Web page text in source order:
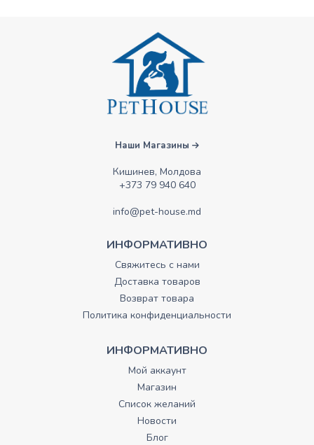
Наши Магазины
Кишинев, Молдова
+373 79 940 640
info@pet-house.md
ИНФОРМАТИВНО
Свяжитесь с нами
Доставка товаров
Возврат товара
Политика конфиденциальности
ИНФОРМАТИВНО
Мой аккаунт
Магазин
Список желаний
Новости
Блог